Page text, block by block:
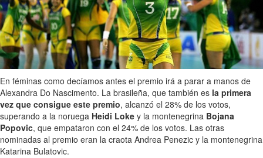
En féminas como decíamos antes el premio irá a parar a manos de
Alexandra Do Nascimento. La brasileña, que también es la primera
vez que consigue este premio, alcanzó el 28% de los votos,
superando a la noruega Heidi Loke y la montenegrina Bojana
Popovic, que empataron con el 24% de los votos. Las otras
nominadas al premio eran la craota Andrea Penezic y la montenegrina
Katarina Bulatovic.